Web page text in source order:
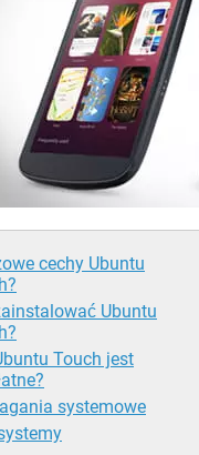
cechy Ubuntu
Ubuntu
Touch jest
systemowe